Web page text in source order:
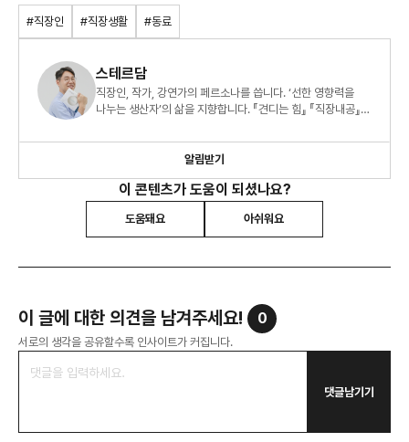
#직장인 #직장생활 #동료
스테르담
직장인, 작가, 강연가의 페르소나를 씁니다. ‘선한 영향력을
나누는 생산자’의 삶을 지향합니다. 『견디는 힘』 『직장내공』
알림받기
이 콘텐츠가 도움이 되셨나요?
도움돼요 아쉬워요
이 글에 대한 의견을 남겨주세요! 0
서로의 생각을 공유할수록 인사이트가 커집니다.
댓글남기기